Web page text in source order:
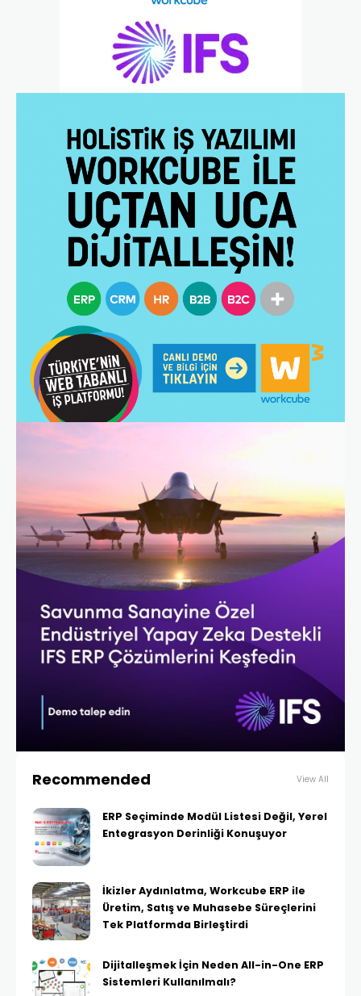
Recommended View All
ERP Seçiminde Modül Listesi Değil, Yerel
Entegrasyon Derinliği Konuşuyor
İkizler Aydınlatma, Workcube ERP ile
Üretim, Satış ve Muhasebe Süreçlerini
Tek Platformda Birleştirdi
Dijitalleşmek İçin Neden All-in-One ERP
Sistemleri Kullanılmalı?